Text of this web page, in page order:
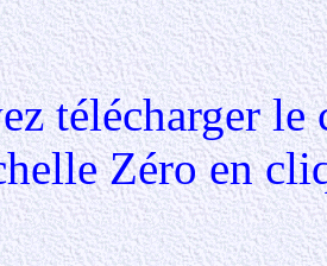
télécharger
Zéro en